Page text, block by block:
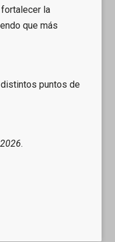
la
que más
distintos puntos de
.